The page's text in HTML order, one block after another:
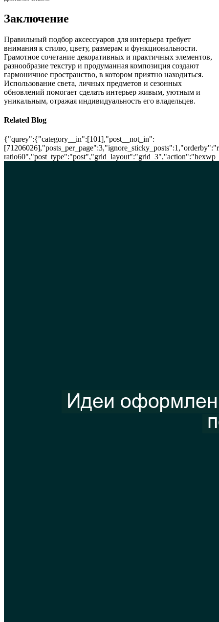
Заключение
Правильный подбор аксессуаров для интерьера требует
внимания к стилю, цвету, размерам и функциональности.
Грамотное сочетание декоративных и практичных элементов,
разнообразие текстур и продуманная композиция создают
гармоничное пространство, в котором приятно находиться.
Использование света, личных предметов и сезонных
обновлений помогает сделать интерьер живым, уютным и
уникальным, отражая индивидуальность его владельцев.
Related Blog
{"qurey":{"category__in":[101],"post__not_in":